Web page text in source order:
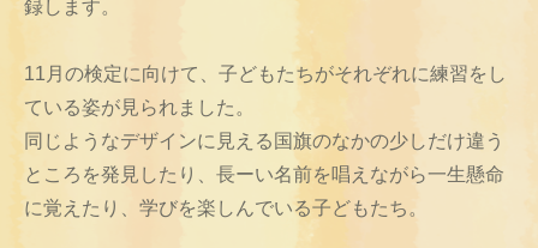
録します。
11月の検定に向けて、子どもたちがそれぞれに練習をし
ている姿が見られました。
同じようなデザインに見える国旗のなかの少しだけ違う
ところを発見したり、長ーい名前を唱えながら一生懸命
に覚えたり、学びを楽しんでいる子どもたち。